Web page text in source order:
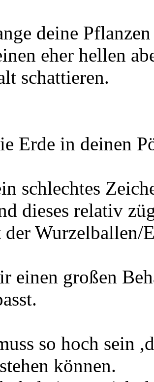
deine
eher hellen
schattieren.
Erde in deinen
schlechtes
dieses relativ
der Wurzelballen/
einen großen
so hoch sein
können.